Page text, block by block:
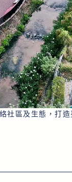
社區及生態，打